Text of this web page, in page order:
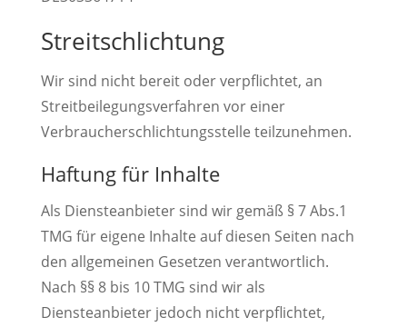
Streitschlichtung
Wir sind nicht bereit oder verpflichtet, an
Streitbeilegungsverfahren vor einer
Verbraucherschlichtungsstelle teilzunehmen.
Haftung für Inhalte
Als Diensteanbieter sind wir gemäß § 7 Abs.1
TMG für eigene Inhalte auf diesen Seiten nach
den allgemeinen Gesetzen verantwortlich.
Nach §§ 8 bis 10 TMG sind wir als
Diensteanbieter jedoch nicht verpflichtet,